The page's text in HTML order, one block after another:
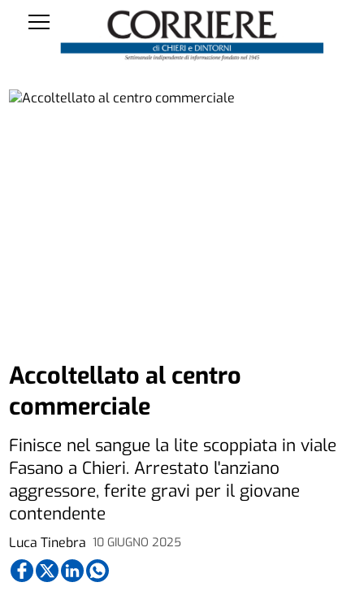
Luca Tinebra 10 GIUGNO 2025
Accoltellato al centro
commerciale
Finisce nel sangue la lite scoppiata in viale
Fasano a Chieri. Arrestato l'anziano
aggressore, ferite gravi per il giovane
contendente